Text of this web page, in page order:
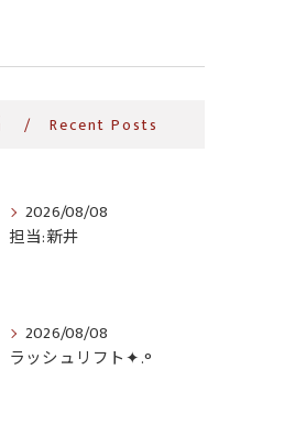
Recent Posts
2026/08/08
担当:新井
2026/08/08
ラッシュリフト✦.°